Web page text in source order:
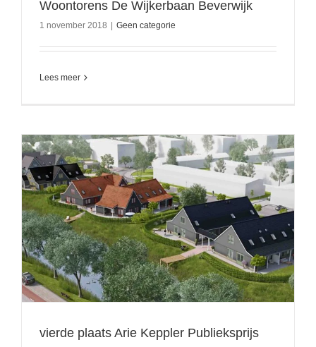
Woontorens De Wijkerbaan Beverwijk
1 november 2018 Geen categorie
Lees meer
vierde plaats Arie Keppler Publieksprijs